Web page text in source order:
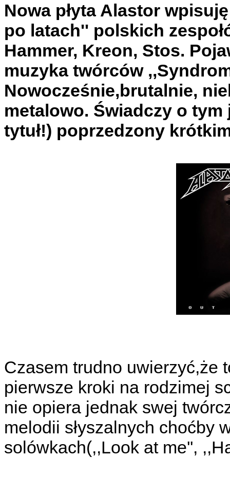
Nowa płyta Alastor
po latach'' polskich
Hammer, Kreon, Stos.
muzyka twórców
Nowocześnie,brutalnie,
metalowo. Świadczy o
tytuł!) poprzedzony
Czasem trudno uwierzyć,że
pierwsze kroki na rodzimej
nie opiera jednak swej
melodii słyszalnych choćby
solówkach(,,Look at me'',